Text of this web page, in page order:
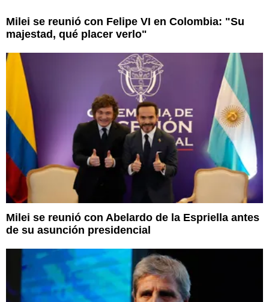
Milei se reunió con Felipe VI en Colombia: "Su
majestad, qué placer verlo"
Milei se reunió con Abelardo de la Espriella antes
de su asunción presidencial